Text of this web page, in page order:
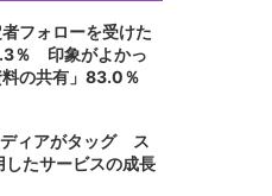
フォローを受けた
％ 印象がよかっ
料の共有」83.0％
ィアがタッグ ス
たサービスの成長